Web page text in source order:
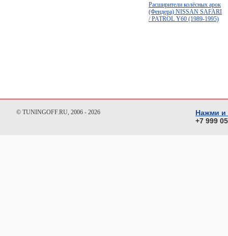
Расширители колёсных арок
(Фендера) NISSAN SAFARI
/ PATROL Y60 (1989-1995)
© TUNINGOFF.RU, 2006 - 2026
Нажми и
+7 999